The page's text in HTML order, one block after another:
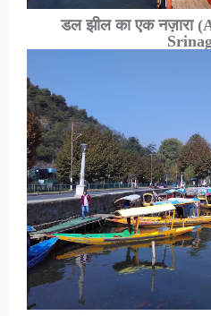
डल झील का एक नज़ारा